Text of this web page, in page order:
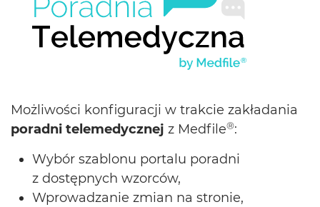
Możliwości konfiguracji w trakcie zakładania
poradni telemedycznej z Medfile®:
Wybór szablonu portalu poradni
z dostępnych wzorców,
Wprowadzanie zmian na stronie,